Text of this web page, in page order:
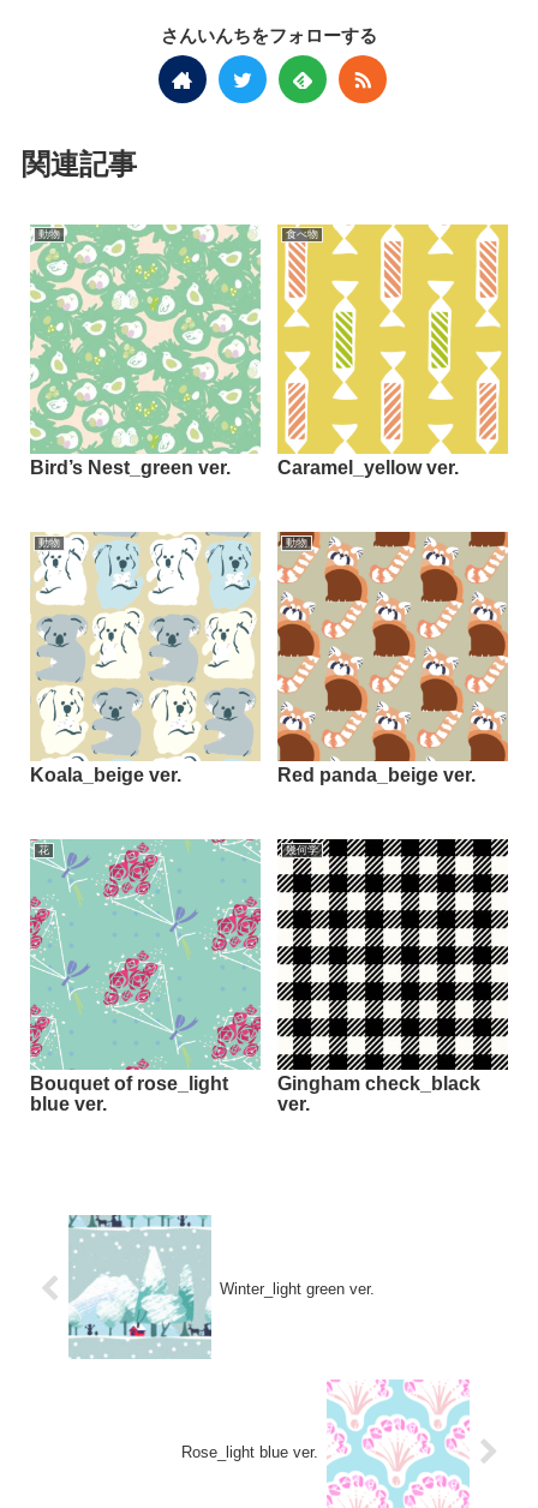
さんいんちをフォローする
関連記事
動物
Bird’s Nest_green ver.
食べ物
Caramel_yellow ver.
動物
Koala_beige ver.
動物
Red panda_beige ver.
花
Bouquet of rose_light
blue ver.
幾何学
Gingham check_black
ver.
Winter_light green ver.
Rose_light blue ver.